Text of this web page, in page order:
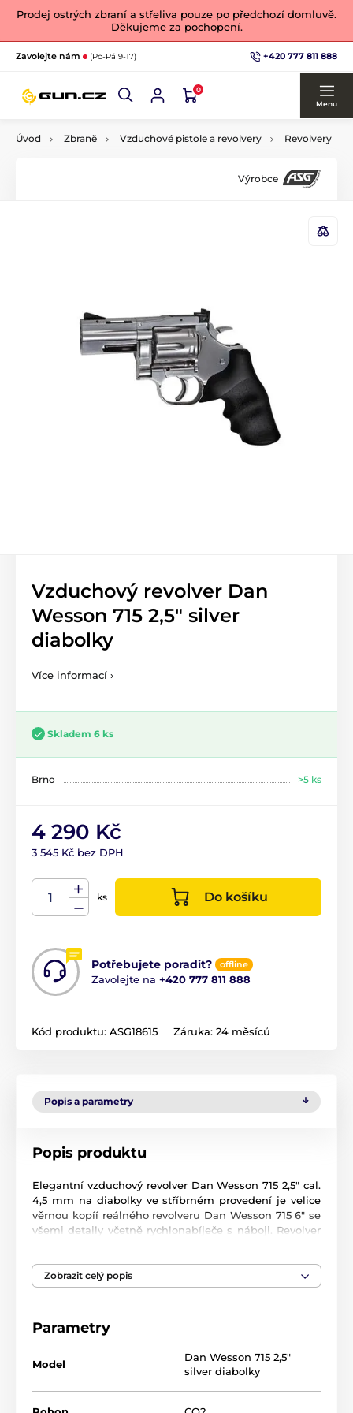
Prodej ostrých zbraní a střeliva pouze po předchozí domluvě.
Děkujeme za pochopení.
Zavolejte nám (Po-Pá 9-17) +420 777 811 888
0
Menu
Úvod Zbraně Vzduchové pistole a revolvery Revolvery
Výrobce
Vzduchový revolver Dan
Wesson 715 2,5" silver
diabolky
Více informací ›
Skladem 6 ks
Brno >5 ks
4 290 Kč
3 545 Kč bez DPH
ks Do košíku
Potřebujete poradit? offline
Zavolejte na +420 777 811 888
Kód produktu: ASG18615 Záruka: 24 měsíců
Popis a parametry
Popis produktu
Elegantní vzduchový revolver Dan Wesson 715 2,5" cal.
4,5 mm na diabolky ve stříbrném provedení je velice
věrnou kopíí reálného revolveru Dan Wesson 715 6" se
všemi detaily včetně rychlonabíječe s náboji. Revolver
špičkového výrobce Hogue. Provoz na malé 12g CO2
bombičky. Revolver je vyráběn ná základě licence Dan
Wessona. Revolver je vybaven montážní lištou 11mm.
Součástí balení je rychlonabíječ a 6ks nábojnic.
Princip systému CO: jednorázová 12g bombička se
vloží vloží do zbraně a mechanickým uzavřením se
napíchne na trn. Po stisknutí spouště narazí kohout na
úderník ventilu a ventil se otevře. Tudy začíná proudit
Zobrazit celý popis
Parametry
Model
Dan Wesson 715 2,5"
silver diabolky